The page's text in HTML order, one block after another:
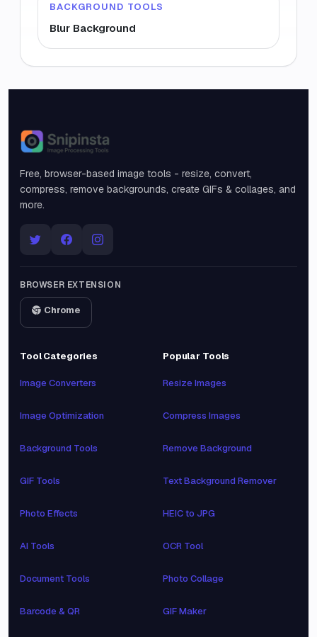
BACKGROUND TOOLS
Blur Background
Snipinsta
Free, browser-based image tools - resize, convert,
compress, remove backgrounds, create GIFs & collages, and
more.
BROWSER EXTENSION
Chrome
Tool Categories
Image Converters
Image Optimization
Background Tools
GIF Tools
Photo Effects
AI Tools
Document Tools
Barcode & QR
Popular Tools
Resize Images
Compress Images
Remove Background
Text Background Remover
HEIC to JPG
OCR Tool
Photo Collage
GIF Maker